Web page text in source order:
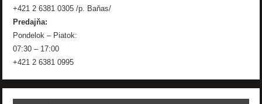
+421 2 6381 0305 /p. Baňas/
Predajňa:
Pondelok – Piatok:
07:30 – 17:00
+421 2 6381 0995